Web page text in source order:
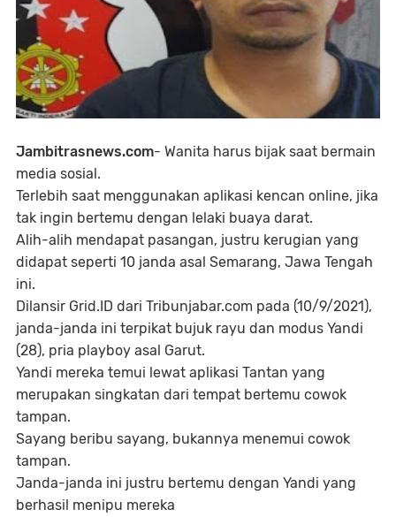
Jambitrasnews.com- Wanita harus bijak saat bermain
media sosial.
Terlebih saat menggunakan aplikasi kencan online, jika
tak ingin bertemu dengan lelaki buaya darat.
Alih-alih mendapat pasangan, justru kerugian yang
didapat seperti 10 janda asal Semarang, Jawa Tengah
ini.
Dilansir Grid.ID dari Tribunjabar.com pada (10/9/2021),
janda-janda ini terpikat bujuk rayu dan modus Yandi
(28), pria playboy asal Garut.
Yandi mereka temui lewat aplikasi Tantan yang
merupakan singkatan dari tempat bertemu cowok
tampan.
Sayang beribu sayang, bukannya menemui cowok
tampan.
Janda-janda ini justru bertemu dengan Yandi yang
berhasil menipu mereka